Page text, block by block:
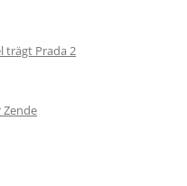
trägt Prada 2
Zende